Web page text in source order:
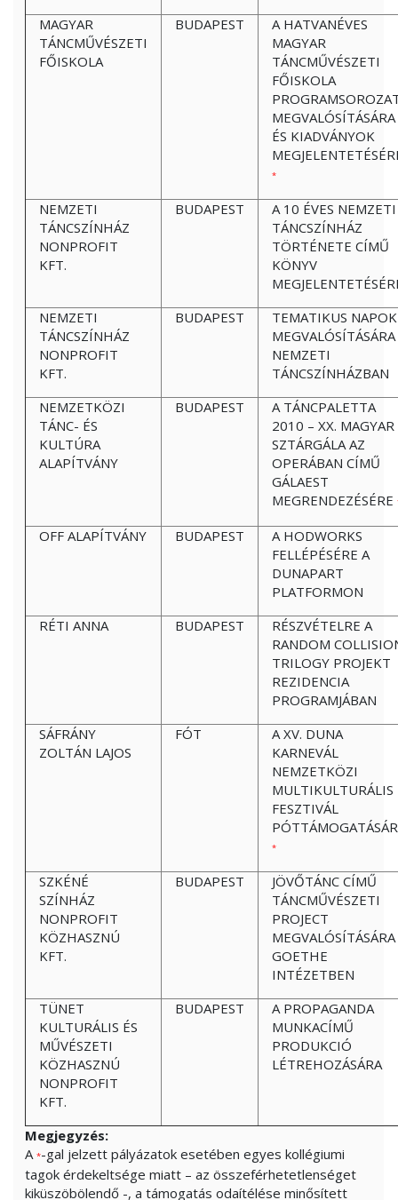
MAGYAR
TÁNCMŰVÉSZETI
FŐISKOLA
BUDAPEST
A HATVANÉVES
MAGYAR
TÁNCMŰVÉSZETI
FŐISKOLA
MEGVALÓSÍTÁSÁRA
ÉS KIADVÁNYOK
*
NEMZETI
TÁNCSZÍNHÁZ
NONPROFIT
KFT.
BUDAPEST
A 10 ÉVES NEMZETI
TÁNCSZÍNHÁZ
TÖRTÉNETE CÍMŰ
KÖNYV
NEMZETI
TÁNCSZÍNHÁZ
NONPROFIT
KFT.
BUDAPEST
TEMATIKUS NAPOK
NEMZETI
TÁNCSZÍNHÁZBAN
NEMZETKÖZI
TÁNC- ÉS
KULTÚRA
ALAPÍTVÁNY
BUDAPEST
A TÁNCPALETTA
2010 – XX. MAGYAR
SZTÁRGÁLA AZ
OPERÁBAN CÍMŰ
GÁLAEST
MEGRENDEZÉSÉRE
OFF ALAPÍTVÁNY BUDAPEST
A HODWORKS
FELLÉPÉSÉRE A
DUNAPART
PLATFORMON
RÉTI ANNA
BUDAPEST
RÉSZVÉTELRE A
RANDOM
TRILOGY PROJEKT
REZIDENCIA
PROGRAMJÁBAN
SÁFRÁNY
ZOLTÁN LAJOS
FÓT
A XV. DUNA
KARNEVÁL
NEMZETKÖZI
MULTIKULTURÁLIS
FESZTIVÁL
*
SZKÉNÉ
SZÍNHÁZ
NONPROFIT
KÖZHASZNÚ
KFT.
BUDAPEST
JÖVŐTÁNC CÍMŰ
TÁNCMŰVÉSZETI
PROJECT
GOETHE
INTÉZETBEN
TÜNET
KULTURÁLIS ÉS
MŰVÉSZETI
KÖZHASZNÚ
NONPROFIT
KFT.
BUDAPEST
A PROPAGANDA
MUNKACÍMŰ
PRODUKCIÓ
LÉTREHOZÁSÁRA
Megjegyzés:
A *-gal jelzett pályázatok esetében egyes kollégiumi
tagok érdekeltsége miatt – az összeférhetetlenséget
kiküszöbölendő -, a támogatás odaítélése minősített